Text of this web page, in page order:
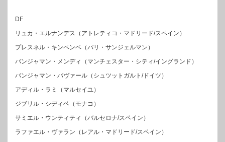
DF
リュカ・エルナンデス（アトレティコ・マドリード/スペイン）
プレスネル・キンペンベ（パリ・サンジェルマン）
バンジャマン・メンディ（マンチェスター・シティ/イングランド）
バンジャマン・パヴァール（シュツットガルト/ドイツ）
アディル・ラミ（マルセイユ）
ジブリル・シディベ（モナコ）
サミエル・ウンティティ（バルセロナ/スペイン）
ラファエル・ヴァラン（レアル・マドリード/スペイン）